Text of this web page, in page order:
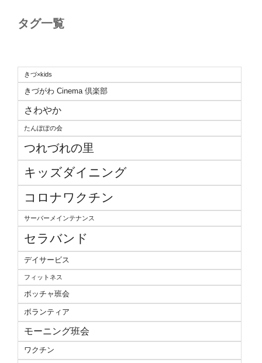
タグ一覧
きづ×kids
きづがわ Cinema 倶楽部
さわやか
たんぽぽの会
つれづれの里
キッズダイニング
コロナワクチン
サーバーメインテナンス
セラバンド
デイサービス
フィットネス
ボッチャ班会
ボランティア
モーニング班会
ワクチン